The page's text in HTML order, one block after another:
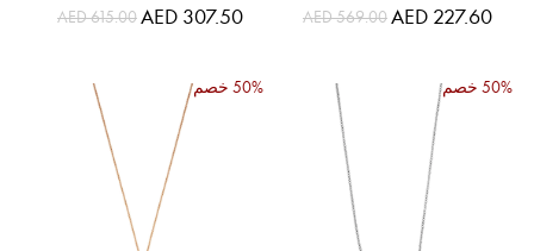
السعر
الخاص
AED 227.60
AED 569.00
السعر
الخاص
AED 307.50
AED 615.00
50% خصم 50% خصم